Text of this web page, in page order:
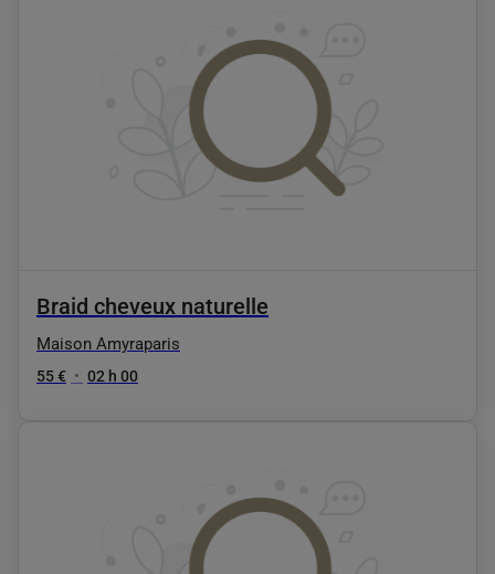
Braid cheveux naturelle
Maison Amyraparis
55 € • 02 h 00